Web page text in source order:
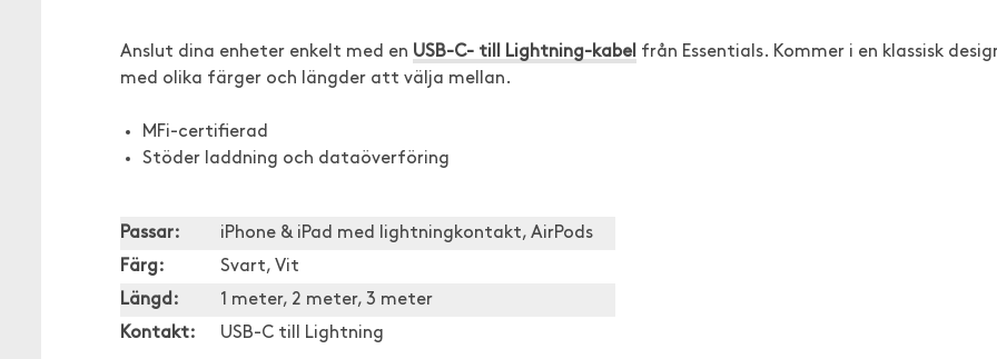
Anslut dina enheter enkelt med en USB-C- till Lightning-kabel från Essentials. Kommer i en klassisk
med olika färger och längder att välja mellan.
MFi-certifierad
Stöder laddning och dataöverföring
Passar:
iPhone & iPad med lightningkontakt, AirPods
Färg:
Svart, Vit
Längd:
1 meter, 2 meter, 3 meter
Kontakt:
USB-C till Lightning